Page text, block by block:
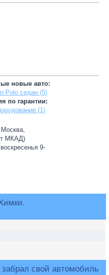
новые авто:
Polo седан (5)
по гарантии:
(1)
МКАД)
9-
свой автомобиль